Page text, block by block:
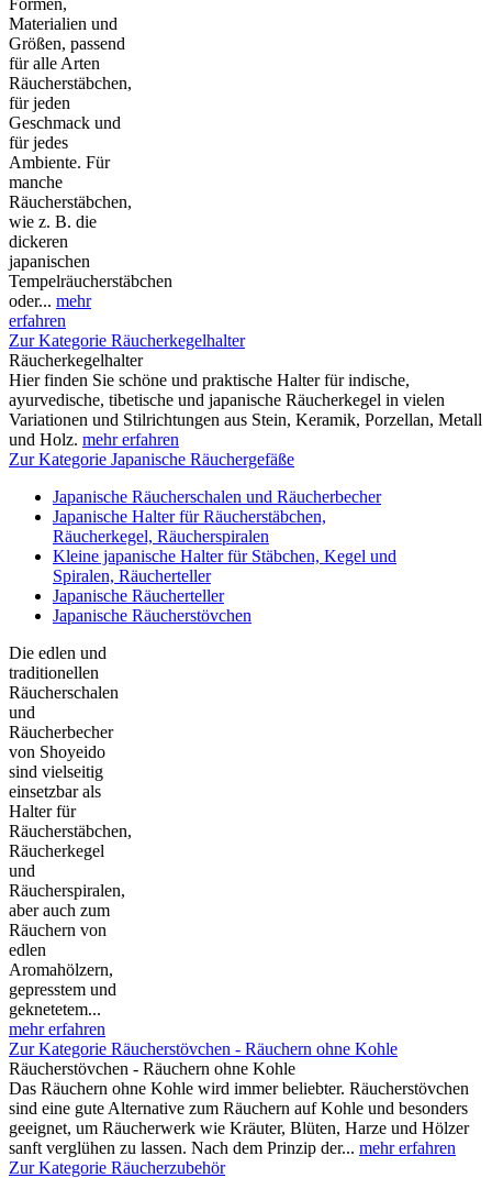
Formen,
Materialien und
Größen, passend
für alle Arten
Räucherstäbchen,
für jeden
Geschmack und
für jedes
Ambiente. Für
manche
Räucherstäbchen,
wie z. B. die
dickeren
japanischen
Tempelräucherstäbchen
oder... mehr
erfahren
Zur Kategorie Räucherkegelhalter
Räucherkegelhalter
Hier finden Sie schöne und praktische Halter für indische,
ayurvedische, tibetische und japanische Räucherkegel in vielen
Variationen und Stilrichtungen aus Stein, Keramik, Porzellan, Metall
und Holz. mehr erfahren
Zur Kategorie Japanische Räuchergefäße
Japanische Räucherschalen und Räucherbecher
Japanische Halter für Räucherstäbchen,
Räucherkegel, Räucherspiralen
Kleine japanische Halter für Stäbchen, Kegel und
Spiralen, Räucherteller
Japanische Räucherteller
Japanische Räucherstövchen
Die edlen und
traditionellen
Räucherschalen
und
Räucherbecher
von Shoyeido
sind vielseitig
einsetzbar als
Halter für
Räucherstäbchen,
Räucherkegel
und
Räucherspiralen,
aber auch zum
Räuchern von
edlen
Aromahölzern,
gepresstem und
geknetetem...
mehr erfahren
Zur Kategorie Räucherstövchen - Räuchern ohne Kohle
Räucherstövchen - Räuchern ohne Kohle
Das Räuchern ohne Kohle wird immer beliebter. Räucherstövchen
sind eine gute Alternative zum Räuchern auf Kohle und besonders
geeignet, um Räucherwerk wie Kräuter, Blüten, Harze und Hölzer
sanft verglühen zu lassen. Nach dem Prinzip der... mehr erfahren
Zur Kategorie Räucherzubehör